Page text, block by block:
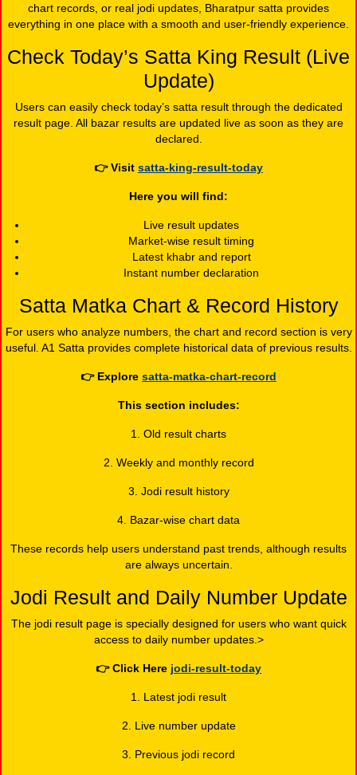
chart records, or real jodi updates, Bharatpur satta provides
everything in one place with a smooth and user-friendly experience.
Check Today’s Satta King Result (Live
Update)
Users can easily check today’s satta result through the dedicated
result page. All bazar results are updated live as soon as they are
declared.
👉Visit satta-king-result-today
Here you will find:
Live result updates
Market-wise result timing
Latest khabr and report
Instant number declaration
Satta Matka Chart & Record History
For users who analyze numbers, the chart and record section is very
useful. A1 Satta provides complete historical data of previous results.
👉 Explore satta-matka-chart-record
This section includes:
1. Old result charts
2. Weekly and monthly record
3. Jodi result history
4. Bazar-wise chart data
These records help users understand past trends, although results
are always uncertain.
Jodi Result and Daily Number Update
The jodi result page is specially designed for users who want quick
access to daily number updates.>
👉Click Here jodi-result-today
1. Latest jodi result
2. Live number update
3. Previous jodi record